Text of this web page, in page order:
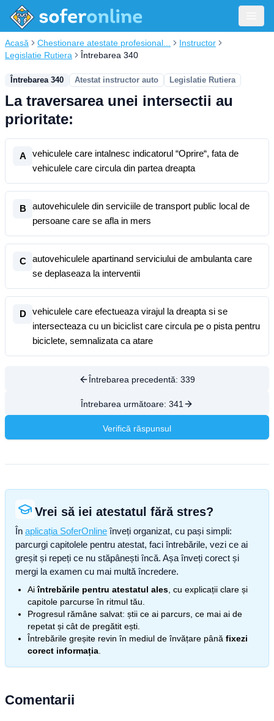
Acasă Chestionare atestate profesional...
Instructor
Legislatie Rutiera
Întrebarea 340
Întrebarea 340 Atestat instructor auto Legislatie Rutiera
La traversarea unei intersectii au
prioritate:
A
vehiculele care intalnesc indicatorul “Oprire“, fata de
vehiculele care circula din partea dreapta
B
autovehiculele din serviciile de transport public local de
persoane care se afla in mers
C
autovehiculele apartinand serviciului de ambulanta care
se deplaseaza la interventii
D
vehiculele care efectueaza virajul la dreapta si se
intersecteaza cu un biciclist care circula pe o pista pentru
biciclete, semnalizata ca atare
Întrebarea precedentă: 339
Întrebarea următoare: 341
Verifică răspunsul
Vrei să iei atestatul fără stres?
În aplicația SoferOnline înveți organizat, cu pași simpli:
parcurgi capitolele pentru atestat, faci întrebările, vezi ce ai
greșit și repeți ce nu stăpânești încă. Așa înveți corect și
mergi la examen cu mai multă încredere.
Aiîntrebările pentru atestatul ales , cu explicații clare și
capitole parcurse în ritmul tău.
Progresul rămâne salvat: știi ce ai parcurs, ce mai ai de
repetat și cât de pregătit ești.
Întrebările greșite revin în mediul de învățare până fixezi
corect informația
Comentarii